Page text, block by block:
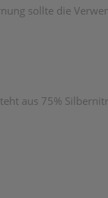
sollte die
aus 75%